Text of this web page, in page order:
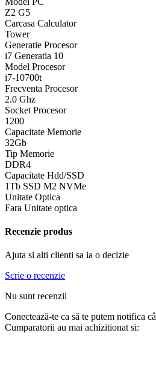
Z2 G5
Carcasa Calculator
Tower
Generatie Procesor
i7 Generatia 10
Model Procesor
i7-10700t
Frecventa Procesor
2.0 Ghz
Socket Procesor
1200
Capacitate Memorie
32Gb
Tip Memorie
DDR4
Capacitate Hdd/SSD
1Tb SSD M2 NVMe
Unitate Optica
Fara Unitate optica
Recenzie produs
Ajuta si alti clienti sa ia o decizie
Scrie o recenzie
Nu sunt recenzii
Conectează-te ca să te putem notifica
Cumparatorii au mai achizitionat si: